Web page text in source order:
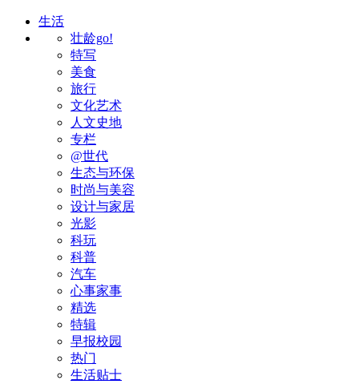
生活
壮龄go!
特写
美食
旅行
文化艺术
人文史地
专栏
@世代
生态与环保
时尚与美容
设计与家居
光影
科玩
科普
汽车
心事家事
精选
特辑
早报校园
热门
生活贴士